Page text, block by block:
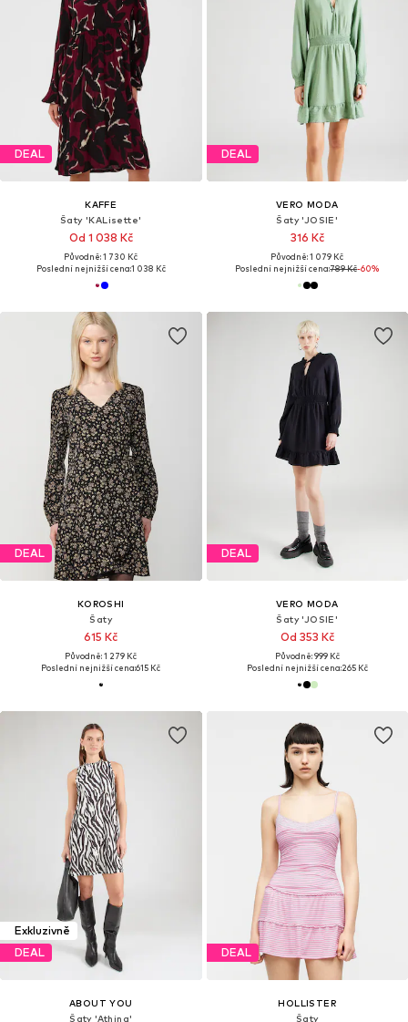
DEAL
KAFFE
Šaty 'KALisette'
Od 1 038 Kč
Původně: 1 730 Kč
Poslední nejnižší cena:1 038 Kč
DEAL
VERO MODA
Šaty 'JOSIE'
316 Kč
Původně: 1 079 Kč
Poslední nejnižší cena:789 Kč-60%
DEAL
KOROSHI
Šaty
615 Kč
Původně: 1 279 Kč
Poslední nejnižší cena:615 Kč
DEAL
VERO MODA
Šaty 'JOSIE'
Od 353 Kč
Původně: 999 Kč
Poslední nejnižší cena:265 Kč
Exkluzivně
DEAL
ABOUT YOU
Šaty 'Athina'
DEAL
HOLLISTER
Šaty